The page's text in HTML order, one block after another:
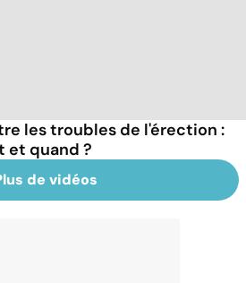
les troubles de l'érection :
et quand ?
de vidéos